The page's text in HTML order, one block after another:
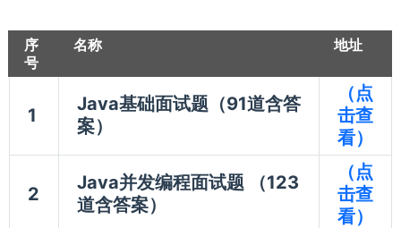
序
号
名称 地址
1
Java基础面试题（91道含答
案）
（点
击查
看）
2
Java并发编程面试题 （123
道含答案）
（点
击查
看）